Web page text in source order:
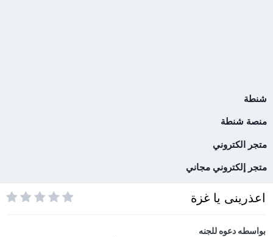
شنطة
منصة شنطة
متجر الكتروني
متجر إلكتروني مجاني
اعذرينى يا غزة
بواسطهدعوه للجنه